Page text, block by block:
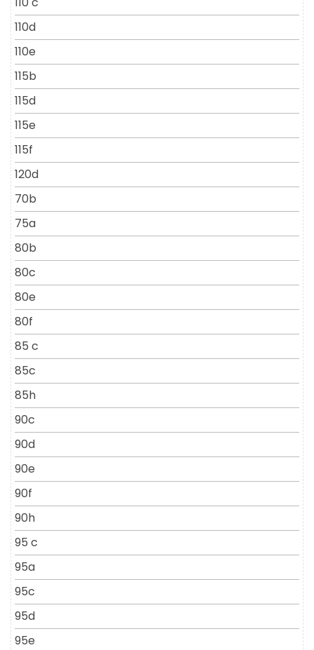
110d
110e
115b
115d
115e
115f
120d
70b
75a
80b
80c
80e
80f
85 c
85c
85h
90c
90d
90e
90f
90h
95 c
95a
95c
95d
95e